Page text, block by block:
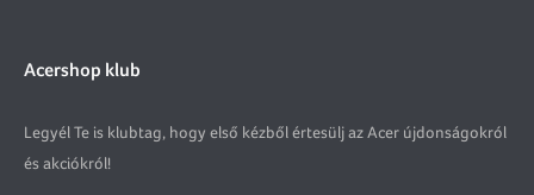
Acershop klub
Legyél Te is klubtag, hogy első kézből értesülj az Acer újdonságokról
és akciókról!